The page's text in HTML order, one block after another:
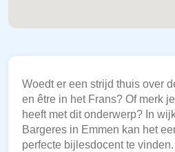
Woedt er een strijd thuis over
en être in het Frans? Of merk
heeft met dit onderwerp? In
Bargeres in Emmen kan het
perfecte bijlesdocent te